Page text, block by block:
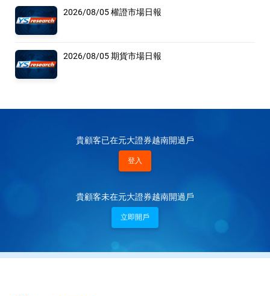
2026/08/05 權證市場日報
2026/08/05 期貨市場日報
貴顧客已在元大證券越南開過戶
登入
貴顧客未在元大證券越南開過戶
立即開戶